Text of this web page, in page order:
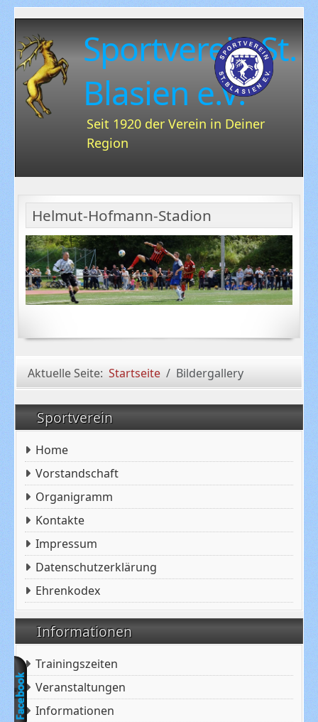
Sportverein St.
Blasien e.V.
Seit 1920 der Verein in Deiner
Region
Helmut-Hofmann-Stadion
Aktuelle Seite: Startseite Bildergallery
Sportverein
Home
Vorstandschaft
Organigramm
Kontakte
Impressum
Datenschutzerklärung
Ehrenkodex
Informationen
Trainingszeiten
Veranstaltungen
Informationen